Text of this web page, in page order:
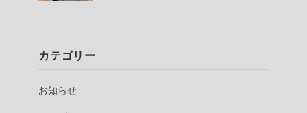
カテゴリー
お知らせ